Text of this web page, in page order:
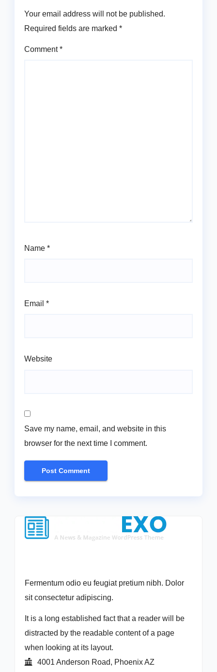
Your email address will not be published.
Required fields are marked *
Comment*
Name *
Email *
Website
Save my name, email, and website in this
browser for the next time I comment.
Fermentum odio eu feugiat pretium nibh. Dolor
sit consectetur adipiscing.
It is a long established fact that a reader will be
distracted by the readable content of a page
when looking at its layout.
4001 Anderson Road, Phoenix AZ